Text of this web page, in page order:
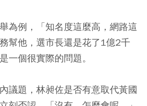
為例，「知名度這麼高，網路這
幫他，選市長還是花了1億2千
一個很實際的問題。
議題，林昶佐是否有意取代黃國